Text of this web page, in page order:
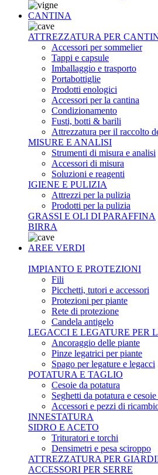
CANTINA
ATTREZZATURA PER
Accessori per sommelier
Tappi e capsule
Imballaggio e trasporto
Portabottiglie
Prodotti enologici
Accessori per la cantina
Condizionamento
Fusti, botti & barili
Attrezzatura per il raccolto
MISURE E ANALISI
Strumenti di misura e analisi
Accessori di misura
Soluzioni e reagenti
IGIENE E PULIZIA
Attrezzi per la pulizia
Prodotti per la pulizia
GRASSI E OLI DI PARAFFINA
BIRRA
AREE VERDI
IMPIANTO E PROTEZIONI
Fili
Picchetti, tutori e accessori
Protezioni per piante
Rete di protezione
Candela antigelo
LEGACCI E LEGATURE PER
Ancoraggio delle piante
Pinze legatrici per piante
Spago per legature e legacci
POTATURA E TAGLIO
Cesoie da potatura
Seghetti da potatura e
Accessori e pezzi di
INNESTATURA
SIDRO E ACETO
Trituratori e torchi
Densimetri e pesa sciroppo
ATTREZZATURA PER
ACCESSORI PER SERRE